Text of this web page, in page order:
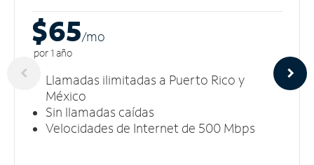
$65/mo
por 1 año
Llamadas ilimitadas a Puerto Rico y
México
Sin llamadas caídas
Velocidades de Internet de 500 Mbps